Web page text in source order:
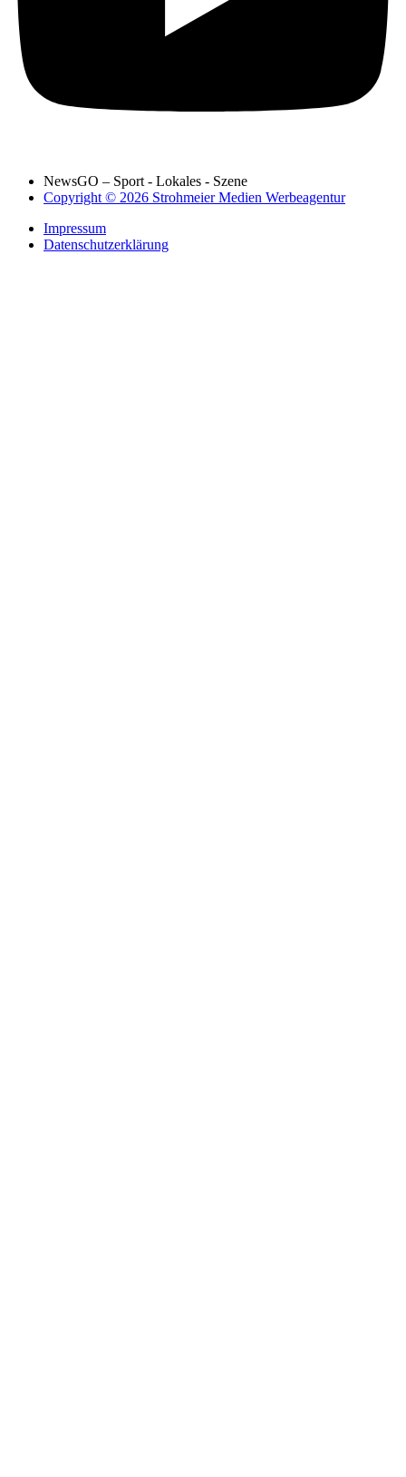
NewsGO – Sport - Lokales - Szene
Copyright © 2026 Strohmeier Medien Werbeagentur
Impressum
Datenschutzerklärung